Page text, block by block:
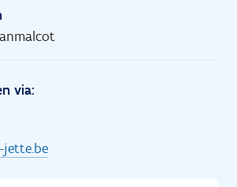
via:
jette.be